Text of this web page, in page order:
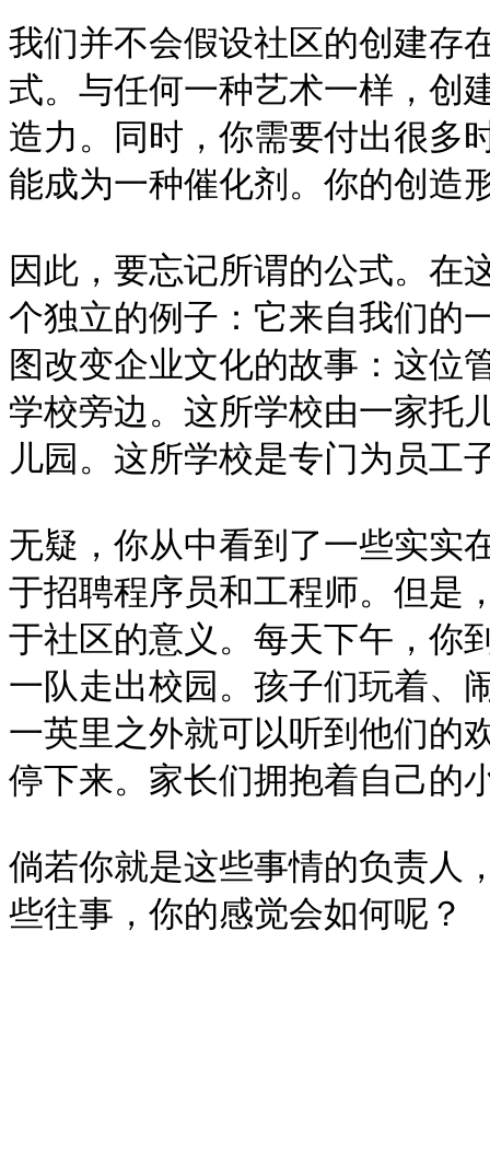
我们并不会假设社区的创建存
式。与任何一种艺术一样，创
造力。同时，你需要付出很多
能成为一种催化剂。你的创造
因此，要忘记所谓的公式。在
个独立的例子：它来自我们的
图改变企业文化的故事：这位
学校旁边。这所学校由一家托
儿园。这所学校是专门为员工
无疑，你从中看到了一些实实
于招聘程序员和工程师。但是
于社区的意义。每天下午，你
一队走出校园。孩子们玩着、
一英里之外就可以听到他们的
停下来。家长们拥抱着自己的
倘若你就是这些事情的负责